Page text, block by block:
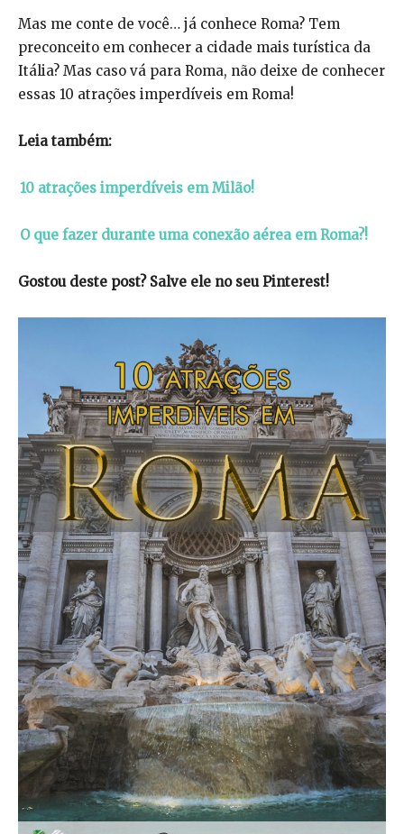
Mas me conte de você… já conhece Roma? Tem
preconceito em conhecer a cidade mais turística da
Itália? Mas caso vá para Roma, não deixe de conhecer
essas 10 atrações imperdíveis em Roma!
Leia também:
10 atrações imperdíveis em Milão!
O que fazer durante uma conexão aérea em Roma?!
Gostou deste post? Salve ele no seu Pinterest!